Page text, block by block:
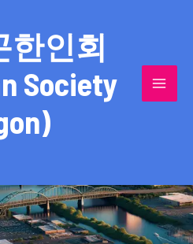
한인회
Society
동포사회를 섬겨온
한인회!